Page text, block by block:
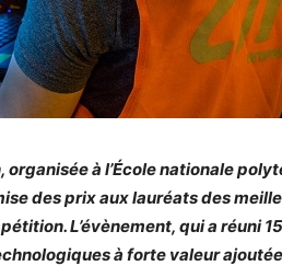
à l’École nationale
des prix aux lauréats des
L’évènement, qui a réuni
à forte valeur